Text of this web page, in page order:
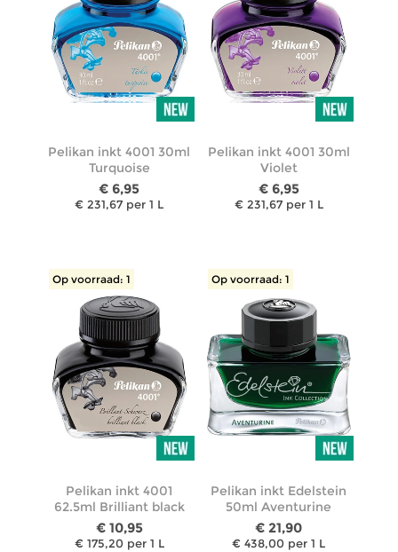
Pelikan inkt 4001 30ml
Turquoise
€ 6,95
€ 231,67 per 1 L
Pelikan inkt 4001 30ml
Violet
€ 6,95
€ 231,67 per 1 L
Op voorraad: 1
Pelikan inkt 4001
62.5ml Brilliant black
€ 10,95
€ 175,20 per 1 L
Op voorraad: 1
Pelikan inkt Edelstein
50ml Aventurine
€ 21,90
€ 438,00 per 1 L